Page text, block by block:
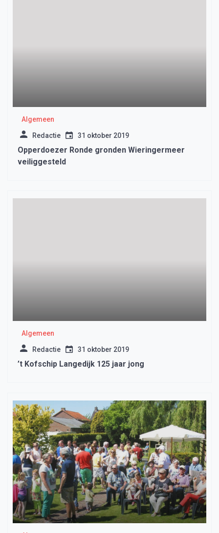
Algemeen
Redactie 31 oktober 2019
Opperdoezer Ronde gronden Wieringermeer
veiliggesteld
Algemeen
Redactie 31 oktober 2019
’t Kofschip Langedijk 125 jaar jong